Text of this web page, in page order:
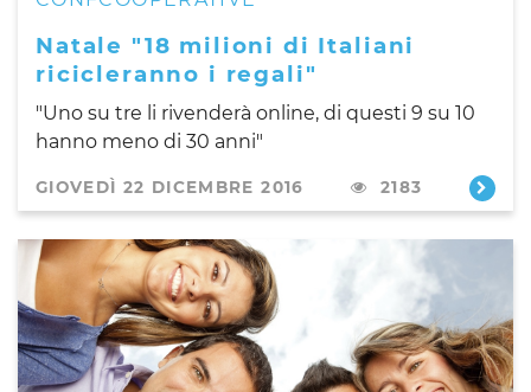
Natale "18 milioni di Italiani
ricicleranno i regali"
"Uno su tre li rivenderà online, di questi 9 su 10
hanno meno di 30 anni"
GIOVEDÌ 22 DICEMBRE 2016 2183